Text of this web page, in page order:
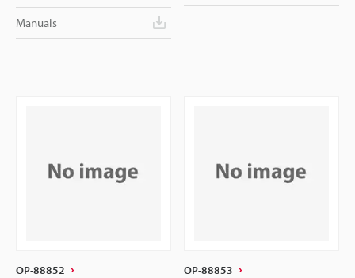
Manuais
OP-88852 OP-88853